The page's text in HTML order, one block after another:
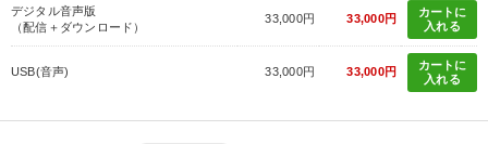
デジタル音声版
（配信＋ダウンロード）
33,000円 33,000円
カートに
入れる
USB(音声) 33,000円 33,000円
カートに
入れる